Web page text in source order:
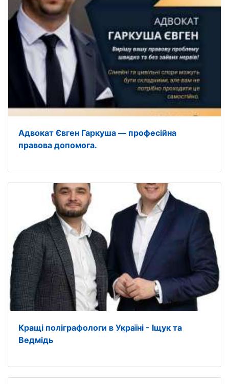
Адвокат Євген Гаркуша — професійна
правова допомога.
Кращі поліграфологи в Україні - Іщук та
Ведмідь